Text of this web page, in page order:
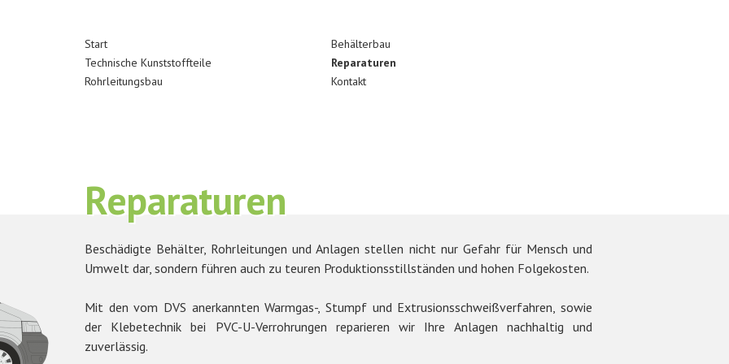
Start
Technische Kunststoffteile
Rohrleitungsbau
Behälterbau
Reparaturen
Kontakt
Reparaturen
Beschädigte Behälter, Rohrleitungen und Anlagen stellen nicht nur Gefahr für Mensch und
Umwelt dar, sondern führen auch zu teuren Produktionsstillständen und hohen Folgekosten.
Mit den vom DVS anerkannten Warmgas-, Stumpf und Extrusionsschweißverfahren, sowie
der Klebetechnik bei PVC-U-Verrohrungen reparieren wir Ihre Anlagen nachhaltig und
zuverlässig.